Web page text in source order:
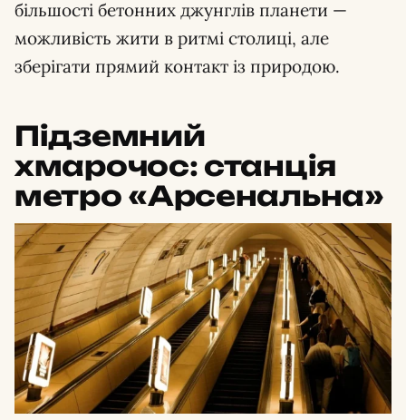
більшості бетонних джунглів планети —
можливість жити в ритмі столиці, але
зберігати прямий контакт із природою.
Підземний
хмарочос: станція
метро «Арсенальна»